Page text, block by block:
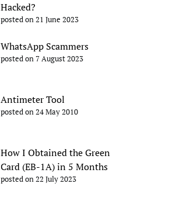
Hacked?
posted on 21 June 2023
WhatsApp Scammers
posted on 7 August 2023
Antimeter Tool
posted on 24 May 2010
How I Obtained the Green
Card (EB-1A) in 5 Months
posted on 22 July 2023